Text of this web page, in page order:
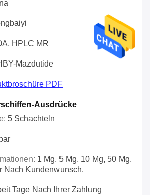
HPLC MR
Mazdutide
PDF
Ausdrücke
5 Schachteln
1 Mg, 5 Mg, 10 Mg, 50 Mg,
Nach Kundenwunsch.
Tage Nach Ihrer Zahlung